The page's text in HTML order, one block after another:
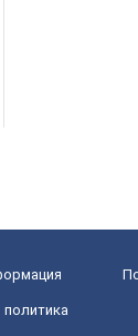
политика